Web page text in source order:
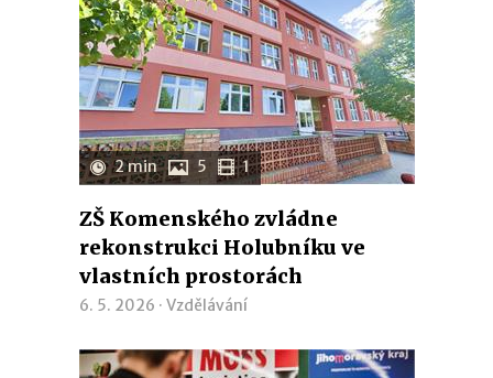
2 min 5 1
ZŠ Komenského zvládne
rekonstrukci Holubníku ve
vlastních prostorách
6. 5. 2026 · Vzdělávání